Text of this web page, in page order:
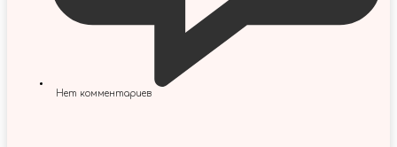
Нет комментариев